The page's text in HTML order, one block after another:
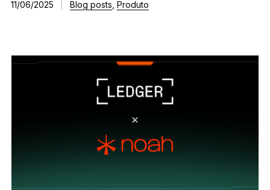
11/06/2025 Blog posts Produto